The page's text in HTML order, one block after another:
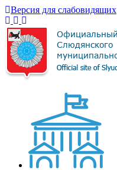
Версия для слабовидящих